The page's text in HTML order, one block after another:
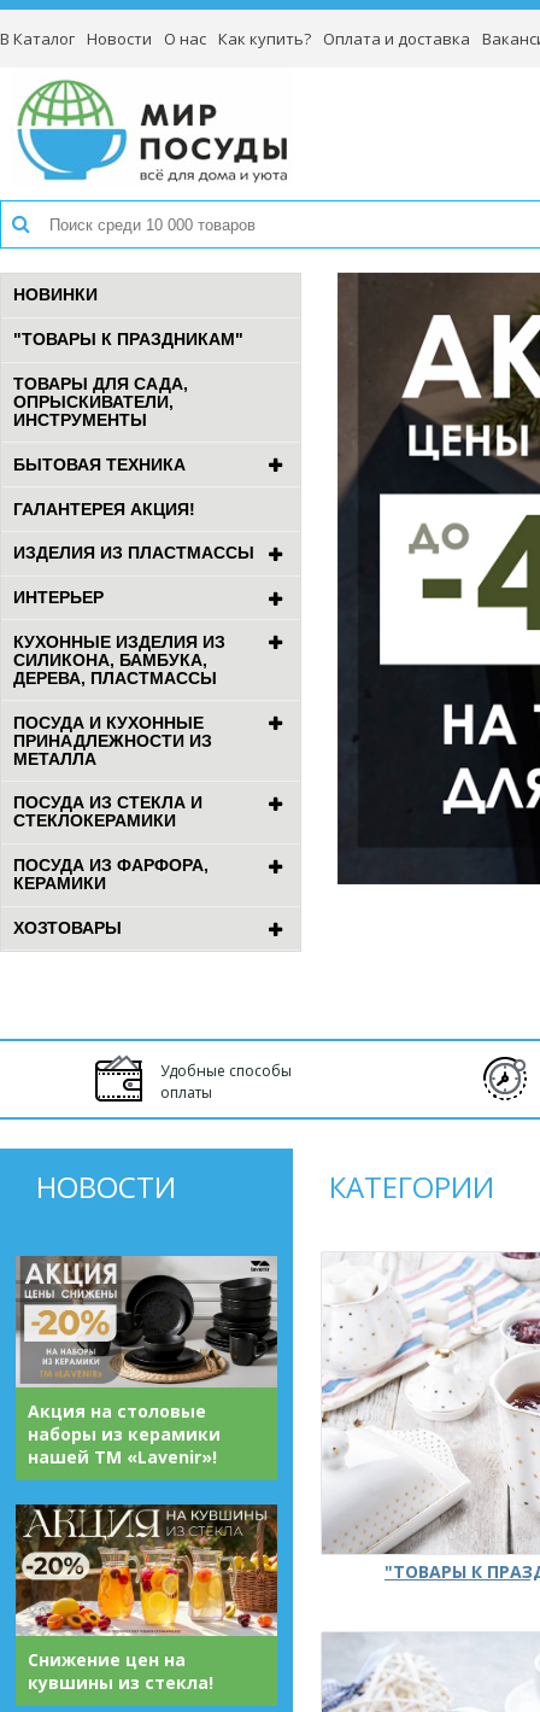
В Каталог Новости О нас Как купить? Оплата и доставка
НОВИНКИ
"ТОВАРЫ К ПРАЗДНИКАМ"
ТОВАРЫ ДЛЯ САДА,
ОПРЫСКИВАТЕЛИ,
ИНСТРУМЕНТЫ
БЫТОВАЯ ТЕХНИКА
ГАЛАНТЕРЕЯ АКЦИЯ!
ИЗДЕЛИЯ ИЗ ПЛАСТМАССЫ
ИНТЕРЬЕР
КУХОННЫЕ ИЗДЕЛИЯ ИЗ
СИЛИКОНА, БАМБУКА,
ДЕРЕВА, ПЛАСТМАССЫ
ПОСУДА И КУХОННЫЕ
ПРИНАДЛЕЖНОСТИ ИЗ
МЕТАЛЛА
ПОСУДА ИЗ СТЕКЛА И
СТЕКЛОКЕРАМИКИ
ПОСУДА ИЗ ФАРФОРА,
КЕРАМИКИ
ХОЗТОВАРЫ
Удобные способы
оплаты
НОВОСТИ
Акция на столовые
наборы из керамики
нашей ТМ «Lavenir»!
Снижение цен на
кувшины из стекла!
КАТЕГОРИИ
"ТОВАРЫ К